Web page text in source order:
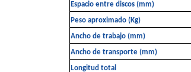
Longitud total
Eje soporte discos (pulg)
Profundidad máxima de trabajo (mm)
Sistema de levante hidráulico
Llantas (2)